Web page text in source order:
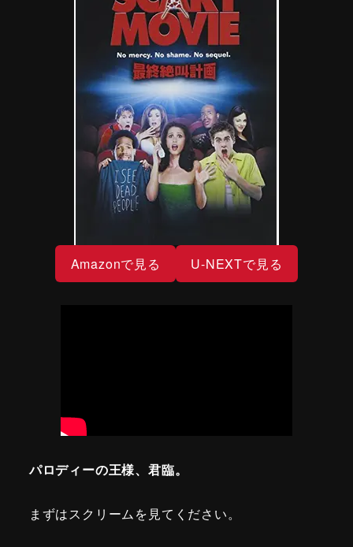
Amazonで見る U-NEXTで見る
パロディーの王様、君臨。
まずはスクリームを見てください。